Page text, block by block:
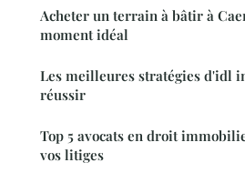
Acheter un terrain à bâtir à
moment idéal
Les meilleures stratégies d'idl
réussir
Top 5 avocats en droit
vos litiges